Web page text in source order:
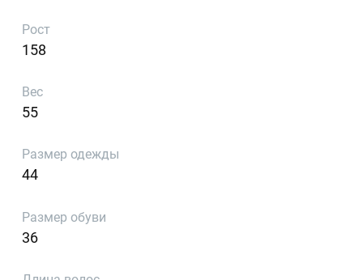
Рост
158
Вес
55
Размер одежды
44
Размер обуви
36